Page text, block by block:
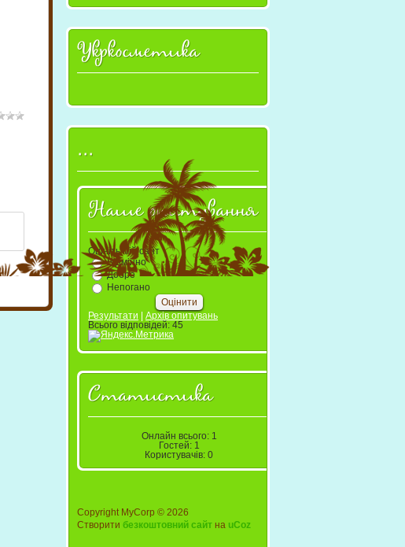
Укркосметика
...
Наше опитування
Оцініть мій сайт
Відмінно
Добре
Непогано
Результати
Архів опитувань
Всього відповідей: 45
Статистика
Онлайн всього: 1
Гостей: 1
Користувачів: 0
Copyright MyCorp © 2026
Створити безкоштовний сайт на uCoz